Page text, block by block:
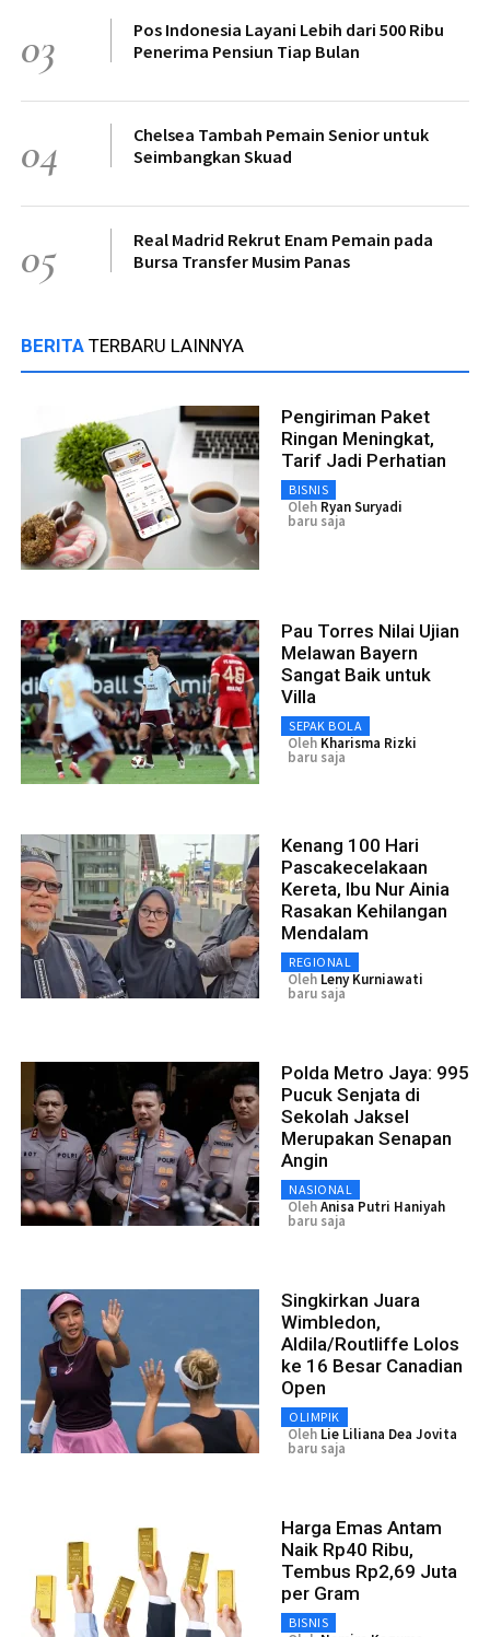
03
Pos Indonesia Layani Lebih dari 500 Ribu
Penerima Pensiun Tiap Bulan
04
Chelsea Tambah Pemain Senior untuk
Seimbangkan Skuad
05
Real Madrid Rekrut Enam Pemain pada
Bursa Transfer Musim Panas
BERITA TERBARU LAINNYA
Pengiriman Paket
Ringan Meningkat,
Tarif Jadi Perhatian
BISNIS
Oleh Ryan Suryadi
baru saja
Pau Torres Nilai Ujian
Melawan Bayern
Sangat Baik untuk
Villa
SEPAK BOLA
Oleh Kharisma Rizki
baru saja
Kenang 100 Hari
Pascakecelakaan
Kereta, Ibu Nur Ainia
Rasakan Kehilangan
Mendalam
REGIONAL
Oleh Leny Kurniawati
baru saja
Polda Metro Jaya: 995
Pucuk Senjata di
Sekolah Jaksel
Merupakan Senapan
Angin
NASIONAL
OlehAnisa Putri Haniyah
baru saja
Singkirkan Juara
Wimbledon,
Aldila/Routliffe Lolos
ke 16 Besar Canadian
Open
OLIMPIK
Oleh Lie Liliana Dea Jovita
baru saja
Harga Emas Antam
Naik Rp40 Ribu,
Tembus Rp2,69 Juta
per Gram
BISNIS